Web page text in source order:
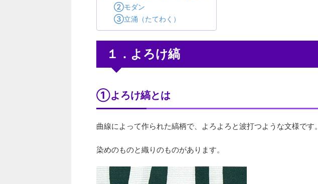
②モダン
③立涌（たてわく）
１．よろけ縞
①よろけ縞とは
曲線によって作られた縞柄で、よろよろと波打つような文様です。
染めのものと織りのものがあります。